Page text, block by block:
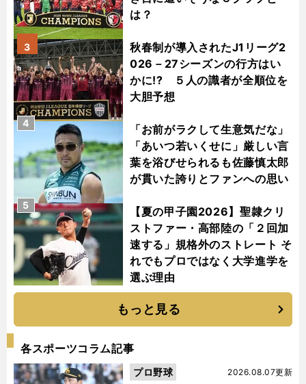
は？
秋春制が導入されたJ1リーグ2
026－27シーズンの行方はい
かに!? ５人の識者が全順位を
大胆予想
3
「お前がラクして生意気だな」
「あいつ若いくせに」厳しい言
葉を浴びせられるも佐藤慎太郎
が貫いた誇りとファンへの思い
4
【夏の甲子園2026】聖隷クリ
ストファー・高部陸の「２回加
速する」規格外のストレート そ
れでもプロではなく大学進学を
選ぶ理由
5
もっと見る
各スポーツコラム記事
2026.08.07更新
プロ野球